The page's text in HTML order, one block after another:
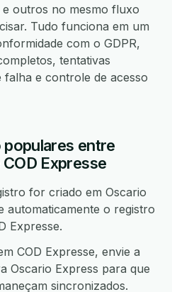
outros no mesmo fluxo
Tudo funciona em um
com o GDPR,
tentativas
falha e controle de acesso
populares entre
Expresse
for criado em Oscario
automaticamente o registro
Expresse.
COD Expresse, envie a
Oscario Express para que
sincronizados.